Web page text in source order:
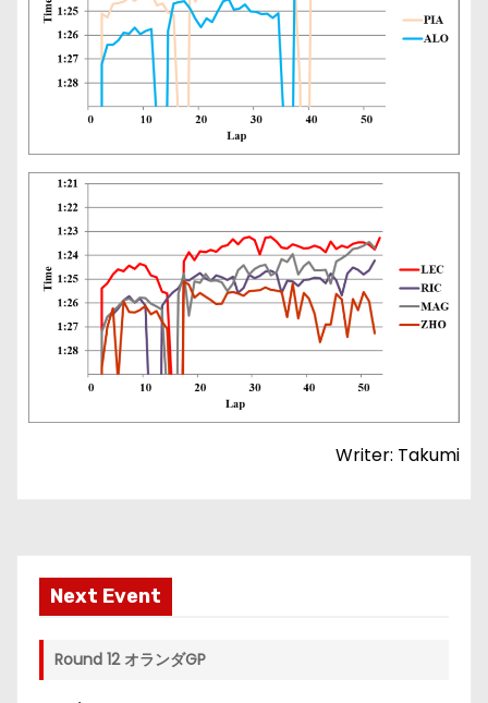
Writer: Takumi
Next Event
Round 12 オランダGP